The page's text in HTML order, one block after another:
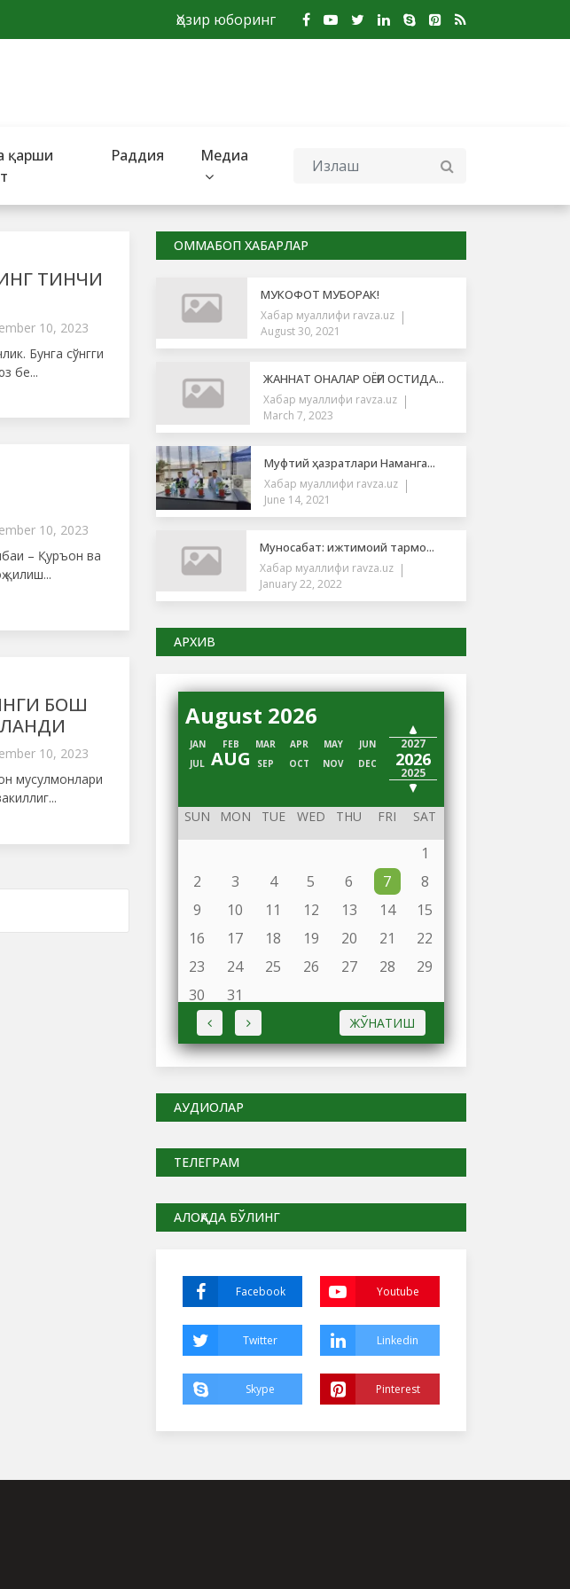
Ҳозир юборинг
қарши
Раддия Медиа
ТИНЧИ
10, 2023
Бунга сўнгги
бе...
10, 2023
– Қуръон ва
қилиш...
БОШ
10, 2023
мусулмонлари
ОММАБОП ХАБАРЛАР
МУКОФОТ МУБОРАК!
Хабар муаллифи ravza.uz
August 30, 2021
ЖАННАТ ОНАЛАР ОЁҒИ ОСТИДА...
Хабар муаллифи ravza.uz
March 7, 2023
Муфтий ҳазратлари Наманга...
Хабар муаллифи ravza.uz
June 14, 2021
Муносабат: ижтимоий тармо...
Хабар муаллифи ravza.uz
January 22, 2022
АРХИВ
August 2026
2028
2027
2026
2025
2024
JAN FEB MAR APR MAY
JUN
JUL AUG SEP OCT NOV DEC
SUN MON TUE WED THU FRI SAT
1
2
3 4 5 6 7
8
9
10 11 12 13 14
15
16
17 18 19 20 21
22
23
24 25 26 27 28
29
30
31
ЖЎНАТИШ
АУДИОЛАР
ТЕЛЕГРАМ
АЛОҚАДА БЎЛИНГ
Facebook Youtube
Twitter Linkedin
Skype Pinterest